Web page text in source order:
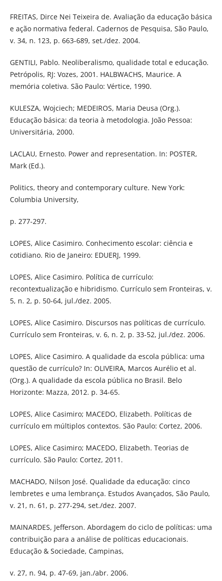
FREITAS, Dirce Nei Teixeira de. Avaliação da educação básica
e ação normativa federal. Cadernos de Pesquisa, São Paulo,
v. 34, n. 123, p. 663-689, set./dez. 2004.
GENTILI, Pablo. Neoliberalismo, qualidade total e educação.
Petrópolis, RJ: Vozes, 2001. HALBWACHS, Maurice. A
memória coletiva. São Paulo: Vértice, 1990.
KULESZA, Wojciech; MEDEIROS, Maria Deusa (Org.).
Educação básica: da teoria à metodologia. João Pessoa:
Universitária, 2000.
LACLAU, Ernesto. Power and representation. In: POSTER,
Mark (Ed.).
Politics, theory and contemporary culture. New York:
Columbia University,
p. 277-297.
LOPES, Alice Casimiro. Conhecimento escolar: ciência e
cotidiano. Rio de Janeiro: EDUERJ, 1999.
LOPES, Alice Casimiro. Política de currículo:
recontextualização e hibridismo. Currículo sem Fronteiras, v.
5, n. 2, p. 50-64, jul./dez. 2005.
LOPES, Alice Casimiro. Discursos nas políticas de currículo.
Currículo sem Fronteiras, v. 6, n. 2, p. 33-52, jul./dez. 2006.
LOPES, Alice Casimiro. A qualidade da escola pública: uma
questão de currículo? In: OLIVEIRA, Marcos Aurélio et al.
(Org.). A qualidade da escola pública no Brasil. Belo
Horizonte: Mazza, 2012. p. 34-65.
LOPES, Alice Casimiro; MACEDO, Elizabeth. Políticas de
currículo em múltiplos contextos. São Paulo: Cortez, 2006.
LOPES, Alice Casimiro; MACEDO, Elizabeth. Teorias de
currículo. São Paulo: Cortez, 2011.
MACHADO, Nilson José. Qualidade da educação: cinco
lembretes e uma lembrança. Estudos Avançados, São Paulo,
v. 21, n. 61, p. 277-294, set./dez. 2007.
MAINARDES, Jefferson. Abordagem do ciclo de políticas: uma
contribuição para a análise de políticas educacionais.
Educação & Sociedade, Campinas,
v. 27, n. 94, p. 47-69, jan./abr. 2006.